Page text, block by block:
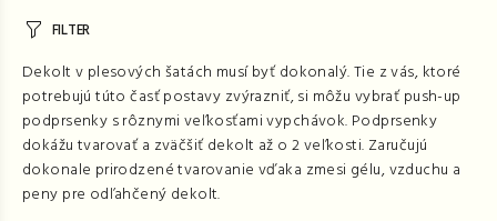
FILTER
Dekolt v plesových šatách musí byť dokonalý. Tie z vás, ktoré
potrebujú túto časť postavy zvýrazniť, si môžu vybrať push-up
podprsenky s rôznymi veľkosťami vypchávok. Podprsenky
dokážu tvarovať a zväčšiť dekolt až o 2 veľkosti. Zaručujú
dokonale prirodzené tvarovanie vďaka zmesi gélu, vzduchu a
peny pre odľahčený dekolt.